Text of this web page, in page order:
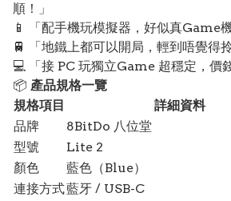
順！」
📱 「配手機玩模擬器，好似真Game機
🚆 「地鐵上都可以開局，輕到唔覺得
💻 「接 PC 玩獨立Game 超穩定，價
📦 產品規格一覽
規格項目
詳細資料
品牌
8BitDo 八位堂
型號
Lite 2
顏色
藍色（Blue）
連接方式藍牙 / USB-C